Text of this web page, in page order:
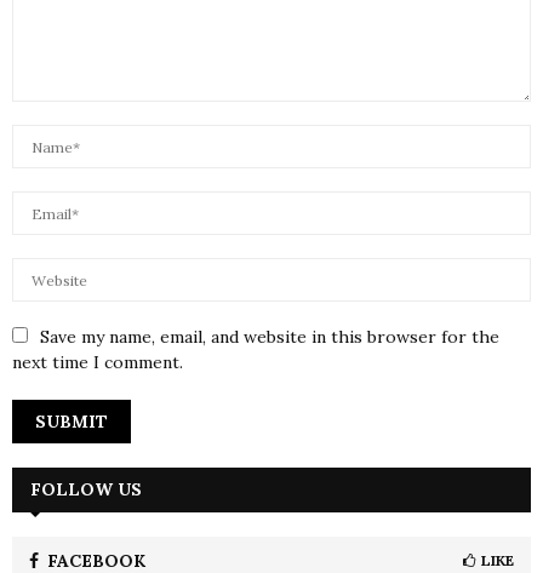
Save my name, email, and website in this browser for the
next time I comment.
FOLLOW US
FACEBOOK LIKE